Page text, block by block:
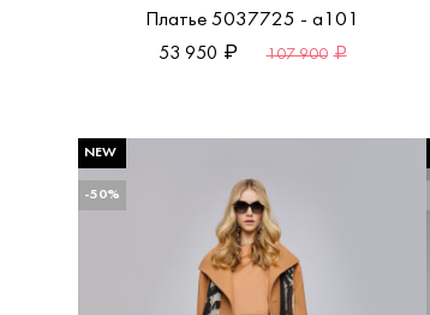
Платье 5037725 - a101
53 950
107 900
NEW
-50%